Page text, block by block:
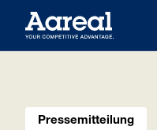
Pressemitteilung